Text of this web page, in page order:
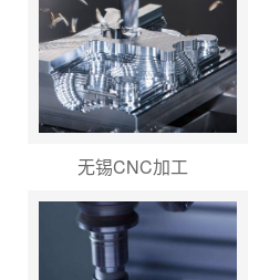
无锡CNC加工